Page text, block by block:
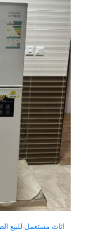
اثاث مستعمل للبيع